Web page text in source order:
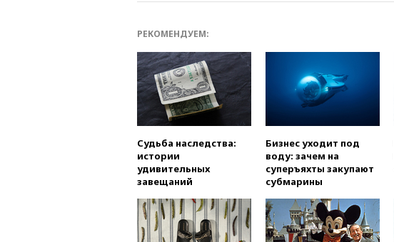
РЕКОМЕНДУЕМ:
Судьба наследства:
истории
удивительных
завещаний
Бизнес уходит под
воду: зачем на
суперъяхты закупают
субмарины